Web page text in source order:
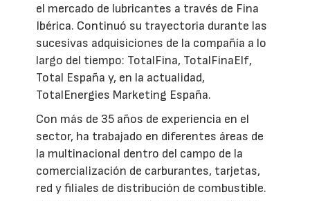
el mercado de lubricantes a través de Fina
Ibérica. Continuó su trayectoria durante las
sucesivas adquisiciones de la compañía a lo
largo del tiempo: TotalFina, TotalFinaElf,
Total España y, en la actualidad,
TotalEnergies Marketing España.
Con más de 35 años de experiencia en el
sector, ha trabajado en diferentes áreas de
la multinacional dentro del campo de la
comercialización de carburantes, tarjetas,
red y filiales de distribución de combustible.